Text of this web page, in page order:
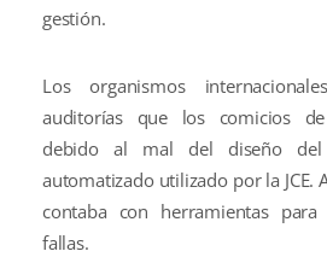
gestión.
Los organismos
auditorías que los comicios
debido al mal del diseño
automatizado utilizado por la JCE.
contaba con herramientas
fallas.